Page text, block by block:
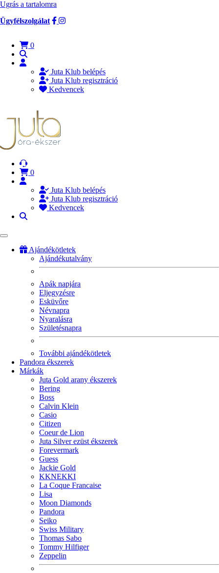
Ugrás a tartalomra
Ügyfélszolgálat
0
Juta Klub belépés
Juta Klub regisztráció
Kedvencek
0
Juta Klub belépés
Juta Klub regisztráció
Kedvencek
Ajándékötletek
Ajándékutalvány
Apák napjára
Eljegyzésre
Esküvőre
Névnapra
Nyaralásra
Születésnapra
További ajándékötletek
Pandora ékszerek
Márkák
Juta Gold arany ékszerek
Bering
Boss
Calvin Klein
Casio
Citizen
Coeur de Lion
Juta Silver ezüst ékszerek
Forevermark
Guess
Jackie Gold
KKNEKKI
La Coque Francaise
Lisa
Moon Diamonds
Pandora
Seiko
Swiss Military
Thomas Sabo
Tommy Hilfiger
Zeppelin